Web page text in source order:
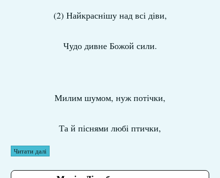
(2) Найкраснішу над всі діви,
Чудо дивне Божой сили.
Милим шумом, нуж потічки,
Та й піснями любі птички,
Читати далі